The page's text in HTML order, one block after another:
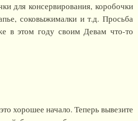
для консервирования, коробочки
соковыжималки и т.д. Просьба
в этом году своим Девам что-то
хорошее начало. Теперь вывезите